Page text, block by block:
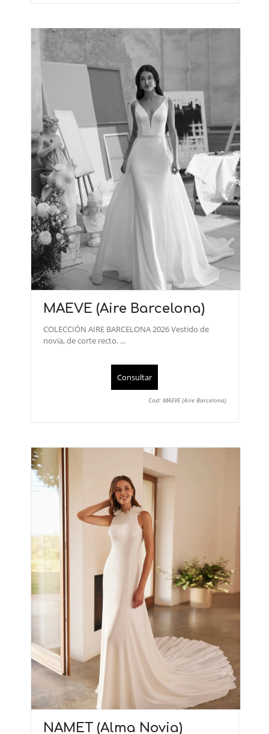
MAEVE (Aire Barcelona)
COLECCIÓN AIRE BARCELONA 2026 Vestido de
novia, de corte recto. ...
Consultar
Cod: MAEVE (Aire Barcelona)
NAMET (Alma Novia)